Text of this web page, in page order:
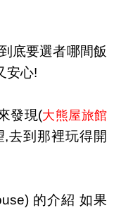
底要選者哪間飯
安心!
發現(大熊屋旅館
去到那裡玩得開
的介紹 如果